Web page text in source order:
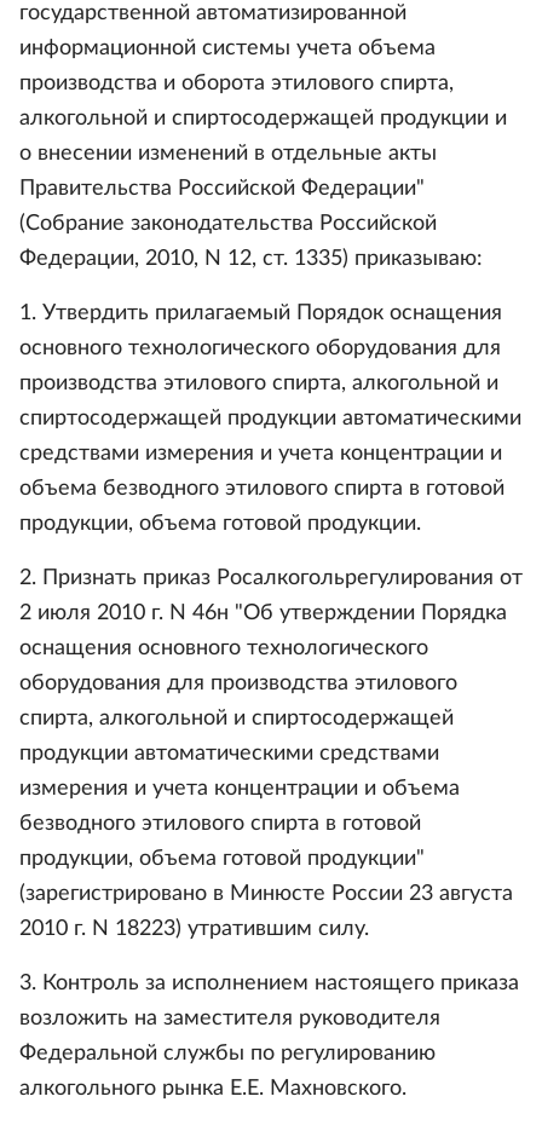
государственной автоматизированной
информационной системы учета объема
производства и оборота этилового спирта,
алкогольной и спиртосодержащей продукции и
о внесении изменений в отдельные акты
Правительства Российской Федерации"
(Собрание законодательства Российской
Федерации, 2010, N 12, ст. 1335) приказываю:
1. Утвердить прилагаемый Порядок оснащения
основного технологического оборудования для
производства этилового спирта, алкогольной и
спиртосодержащей продукции автоматическими
средствами измерения и учета концентрации и
объема безводного этилового спирта в готовой
продукции, объема готовой продукции.
2. Признать приказ Росалкогольрегулирования от
2 июля 2010 г. N 46н "Об утверждении Порядка
оснащения основного технологического
оборудования для производства этилового
спирта, алкогольной и спиртосодержащей
продукции автоматическими средствами
измерения и учета концентрации и объема
безводного этилового спирта в готовой
продукции, объема готовой продукции"
(зарегистрировано в Минюсте России 23 августа
2010 г. N 18223) утратившим силу.
3. Контроль за исполнением настоящего приказа
возложить на заместителя руководителя
Федеральной службы по регулированию
алкогольного рынка Е.Е. Махновского.